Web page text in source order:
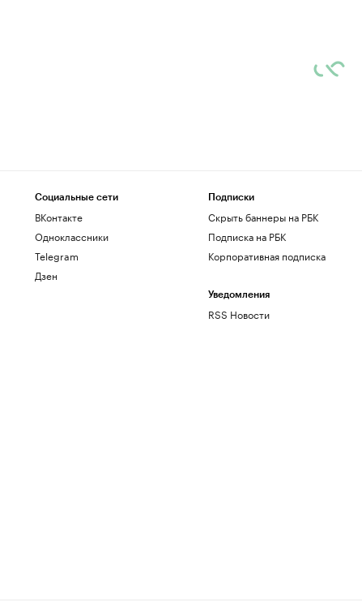
Социальные сети
ВКонтакте
Одноклассники
Telegram
Дзен
Подписки
Скрыть баннеры на РБК
Подписка на РБК
Корпоративная подписка
Уведомления
RSS Новости